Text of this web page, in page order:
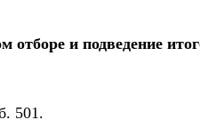
отборе и подведение
501.